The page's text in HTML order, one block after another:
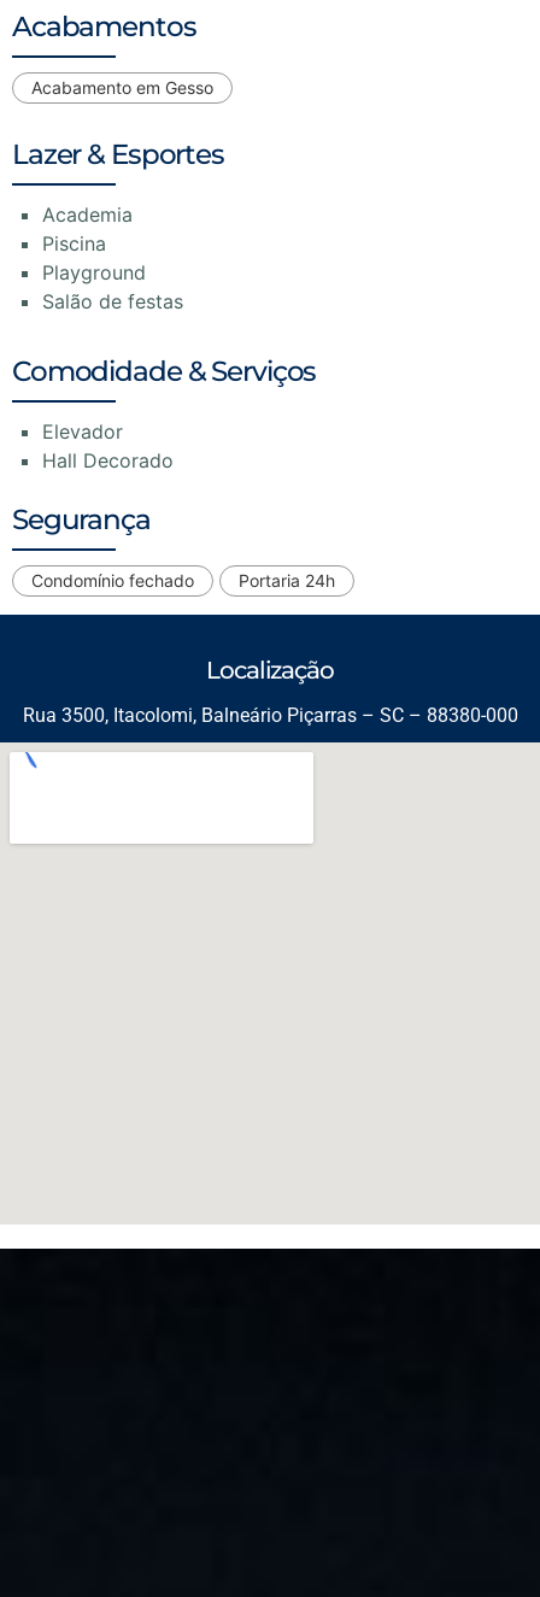
Acabamentos
Acabamento em Gesso
Lazer & Esportes
Academia
Piscina
Playground
Salão de festas
Comodidade & Serviços
Elevador
Hall Decorado
Segurança
Condomínio fechado Portaria 24h
Localização
Rua 3500, Itacolomi, Balneário Piçarras – SC – 88380-000